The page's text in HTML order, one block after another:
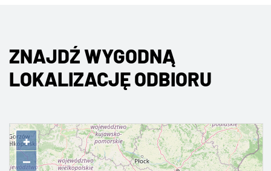
ZNAJDŹ WYGODNĄ
LOKALIZACJĘ ODBIORU
+
−